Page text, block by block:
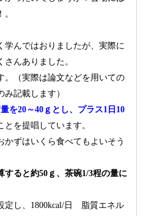
学んではおりましたが、実際に
んありました。
。（実際は論文などを用いての
記載します）
を20～40ｇとし、プラス1日10
とを提唱しています。
かずはいくら食べてもよいそう
すると約50ｇ、茶碗1/3程の量に
定し、1800kcal/日 脂質エネル